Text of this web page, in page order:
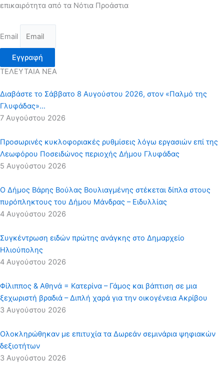
επικαιρότητα από τα Νότια Προάστια
Email
Εγγραφή
ΤΕΛΕΥΤΑΙΑ ΝΕΑ
Διαβάστε το Σάββατο 8 Αυγούστου 2026, στον «Παλμό της
Γλυφάδας»…
7 Αυγούστου 2026
Προσωρινές κυκλοφοριακές ρυθμίσεις λόγω εργασιών επί της
Λεωφόρου Ποσειδώνος περιοχής Δήμου Γλυφάδας
5 Αυγούστου 2026
Ο Δήμος Βάρης Βούλας Βουλιαγμένης στέκεται δίπλα στους
πυρόπληκτους του Δήμου Μάνδρας – Ειδυλλίας
4 Αυγούστου 2026
Συγκέντρωση ειδών πρώτης ανάγκης στο Δημαρχείο
Ηλιούπολης
4 Αυγούστου 2026
Φίλιππος & Αθηνά = Κατερίνα – Γάμος και βάπτιση σε μια
ξεχωριστή βραδιά – Διπλή χαρά για την οικογένεια Ακρίβου
3 Αυγούστου 2026
Ολοκληρώθηκαν με επιτυχία τα Δωρεάν σεμινάρια ψηφιακών
δεξιοτήτων
3 Αυγούστου 2026